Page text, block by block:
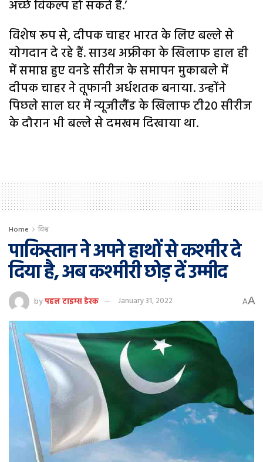
अच्छे विकल्प हो सकते हैं.’
विशेष रूप से, दीपक चाहर भारत के लिए बल्ले से
योगदान दे रहे हैं. साउथ अफ्रीका के खिलाफ हाल ही
में समाप्त हुए वनडे सीरीज के समापन मुकाबले में
दीपक चाहर ने तूफानी अर्धशतक बनाया. उन्होंने
पिछले साल घर में न्यूजीलैंड के खिलाफ टी20 सीरीज
के दौरान भी बल्ले से दमखम दिखाया था.
Home विश्व
पाकिस्तान ने अपने हाथों से कश्मीर दे
दिया है, अब कश्मीरी छोड़ दें उम्मीद
byपहल टाइम्स डेस्क January 31, 2022 AA